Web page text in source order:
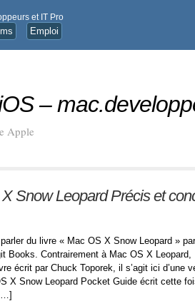
et IT Pro
Emploi
–
Apple
Snow Leopard Précis et
du livre « Mac OS X Snow Leopard »
Books. Contrairement à Mac OS X
écrit par Chuck Toporek, il s’agit ici d’une
X Snow Leopard Pocket Guide écrit cette